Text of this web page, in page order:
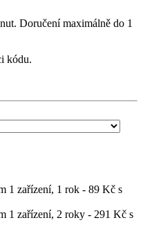
Doručení maximálně do 1
kódu.
1 zařízení, 1 rok - 89 Kč s
1 zařízení, 2 roky - 291 Kč s